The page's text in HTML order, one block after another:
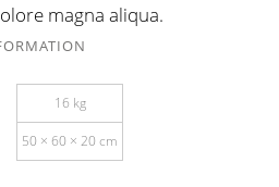
magna aliqua.
16 kg
50 × 60 × 20 cm